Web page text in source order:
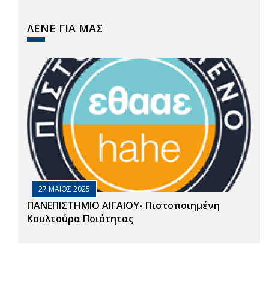
ΛΕΝΕ ΓΙΑ ΜΑΣ
27 ΜΑΙΟΣ 2025
ΠΑΝΕΠΙΣΤΗΜΙΟ ΑΙΓΑΙΟΥ- Πιστοποιημένη
Κουλτούρα Ποιότητας